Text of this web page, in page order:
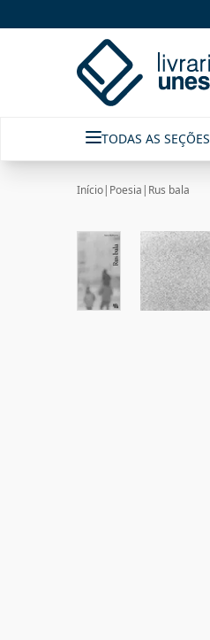
TODAS AS SEÇÕES
Início| Poesia | Rus bala